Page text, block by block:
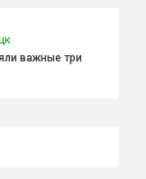
важные три